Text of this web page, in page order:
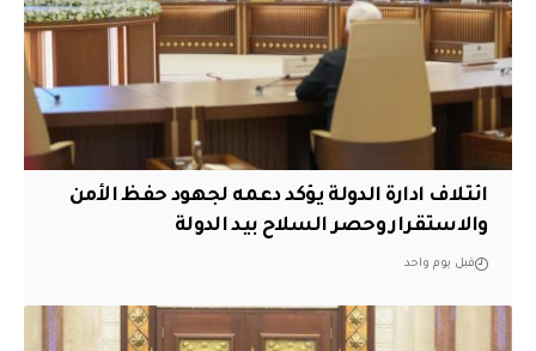
ائتلاف ادارة الدولة يؤكد دعمه لجهود حفظ الأمن
والاستقرار وحصر السلاح بيد الدولة
قبل يوم واحد